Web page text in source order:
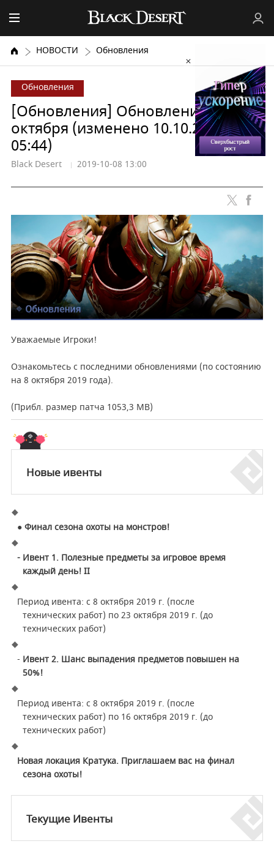
НОВОСТИ Обновления
Обновления
[Обновления] Обновления от 8
октября (изменено 10.10.2019 г. в
05:44)
Black Desert 2019-10-08 13:00
Уважаемые Игроки!
Ознакомьтесь с последними обновлениями (по состоянию
на 8 октября 2019 года).
(Прибл. размер патча 1053,3 MB)
Новые ивенты
● Финал сезона охоты на монстров!
- Ивент 1. Полезные предметы за игровое время
каждый день!II
Период ивента: с 8 октября 2019 г. (после
технических работ) по 23 октября 2019 г. (до
технических работ)
- Ивент 2. Шанс выпадения предметов повышен на
50%!
Период ивента: с 8 октября 2019 г. (после
технических работ) по 16 октября 2019 г. (до
технических работ)
Новая локация Кратука. Приглашаем вас на финал
сезона охоты!
Текущие Ивенты